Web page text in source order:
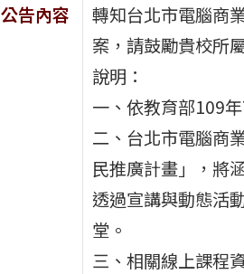
公告內容
轉知台北市電腦商
案，請鼓勵貴校所
說明：
一、依教育部109
二、台北市電腦商
民推廣計畫」，將
透過宣講與動態活
堂。
三、相關線上課程